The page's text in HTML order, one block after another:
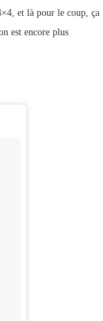
et là pour le coup, ça
est encore plus